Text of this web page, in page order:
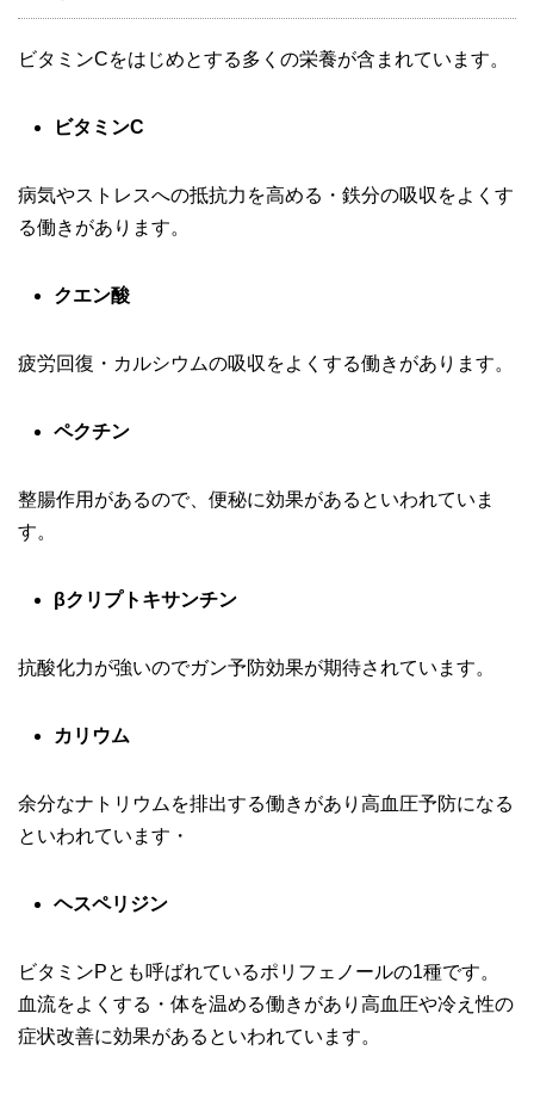
ビタミンCをはじめとする多くの栄養が含まれています。
ビタミンC
病気やストレスへの抵抗力を高める・鉄分の吸収をよくす
る働きがあります。
クエン酸
疲労回復・カルシウムの吸収をよくする働きがあります。
ペクチン
整腸作用があるので、便秘に効果があるといわれていま
す。
βクリプトキサンチン
抗酸化力が強いのでガン予防効果が期待されています。
カリウム
余分なナトリウムを排出する働きがあり高血圧予防になる
といわれています・
ヘスペリジン
ビタミンPとも呼ばれているポリフェノールの1種です。
血流をよくする・体を温める働きがあり高血圧や冷え性の
症状改善に効果があるといわれています。